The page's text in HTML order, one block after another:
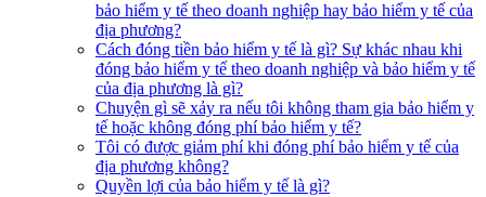
bảo hiểm y tế theo doanh nghiệp hay bảo hiểm y tế của
địa phương?
Cách đóng tiền bảo hiểm y tế là gì? Sự khác nhau khi
đóng bảo hiểm y tế theo doanh nghiệp và bảo hiểm y tế
của địa phương là gì?
Chuyện gì sẽ xảy ra nếu tôi không tham gia bảo hiểm y
tế hoặc không đóng phí bảo hiểm y tế?
Tôi có được giảm phí khi đóng phí bảo hiểm y tế của
địa phương không?
Quyền lợi của bảo hiểm y tế là gì?